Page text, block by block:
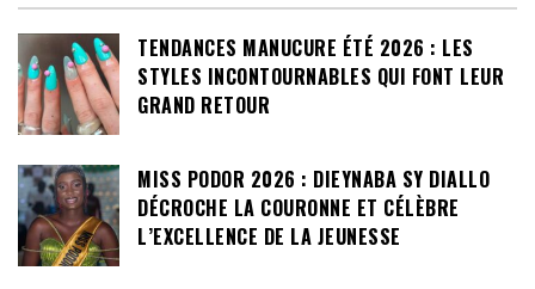
TENDANCES MANUCURE ÉTÉ 2026 : LES
STYLES INCONTOURNABLES QUI FONT LEUR
GRAND RETOUR
MISS PODOR 2026 : DIEYNABA SY DIALLO
DÉCROCHE LA COURONNE ET CÉLÈBRE
L’EXCELLENCE DE LA JEUNESSE